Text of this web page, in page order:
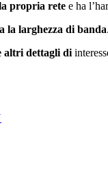
propria rete e ha
la larghezza di banda
altri dettagli di